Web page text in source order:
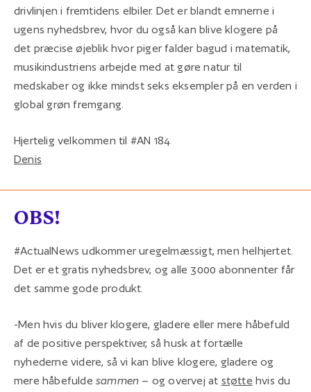
drivlinjen i fremtidens elbiler. Det er blandt emnerne i
ugens nyhedsbrev, hvor du også kan blive klogere på
det præcise øjeblik hvor piger falder bagud i matematik,
musikindustriens arbejde med at gøre natur til
medskaber og ikke mindst seks eksempler på en verden i
global grøn fremgang.
Hjertelig velkommen til #AN 184
Denis
OBS!
#ActualNews udkommer uregelmæssigt, men helhjertet.
Det er et gratis nyhedsbrev, og alle 3000 abonnenter får
det samme gode produkt.
-Men hvis du bliver klogere, gladere eller mere håbefuld
af de positive perspektiver, så husk at fortælle
nyhederne videre, så vi kan blive klogere, gladere og
mere håbefulde sammen – og overvej at støtte hvis du